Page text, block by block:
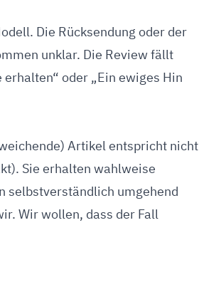
Die Rücksendung oder der
unklar. Die Review fällt
oder „Ein ewiges Hin
Artikel entspricht nicht
Sie erhalten wahlweise
selbstverständlich umgehend
Wir wollen, dass der Fall